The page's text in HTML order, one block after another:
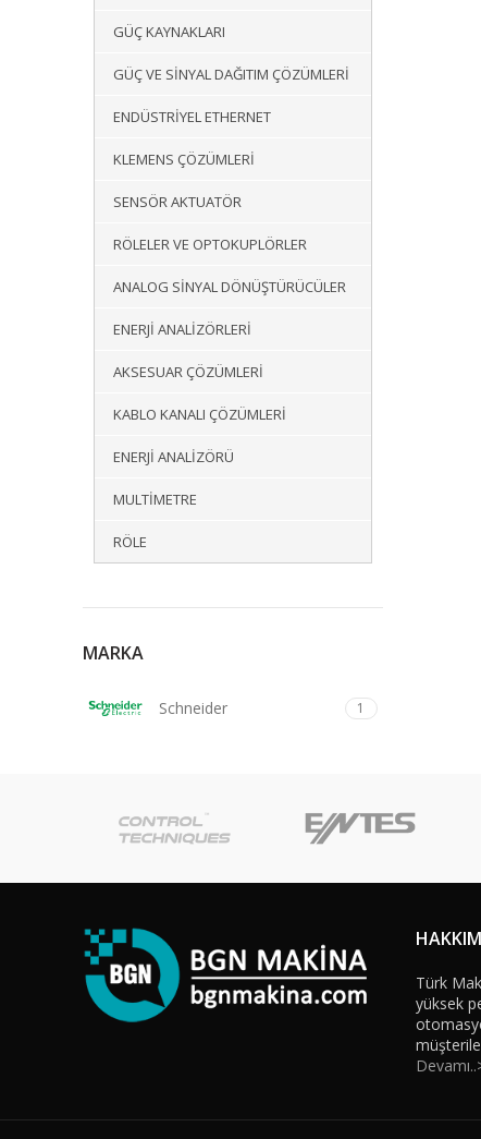
GÜÇ KAYNAKLARI
GÜÇ VE SINYAL DAĞITIM ÇÖZÜMLERI
ENDÜSTRIYEL ETHERNET
KLEMENS ÇÖZÜMLERI
SENSÖR AKTUATÖR
RÖLELER VE OPTOKUPLÖRLER
ANALOG SINYAL DÖNÜŞTÜRÜCÜLER
ENERJI ANALIZÖRLERI
AKSESUAR ÇÖZÜMLERI
KABLO KANALI ÇÖZÜMLERI
ENERJI ANALIZÖRÜ
MULTIMETRE
RÖLE
MARKA
Schneider 1
Türk
yüksek